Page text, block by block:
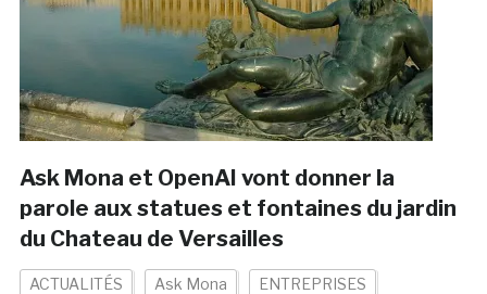
Ask Mona et OpenAI vont donner la
parole aux statues et fontaines du jardin
du Chateau de Versailles
ACTUALITÉS Ask Mona ENTREPRISES